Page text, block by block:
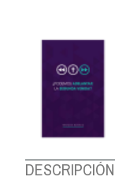
DESCRIPCIÓN